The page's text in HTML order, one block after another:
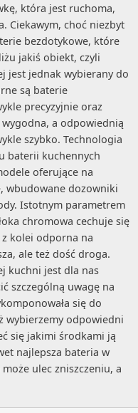
która jest ruchoma,
Ciekawym, choć niezbyt
bezdotykowe, które
jakiś obiekt, czyli
jest jednak wybierany do
są baterie
precyzyjnie oraz
a odpowiednią
szybko. Technologia
baterii kuchennych
oferujące na
wbudowane dozowniki
Istotnym parametrem
chromowa cechuje się
kolei odporna na
ale też dość droga.
kuchni jest dla nas
szczególną uwagę na
się do
wybierzemy odpowiedni
się jakimi środkami ją
najlepsza bateria w
ulec zniszczeniu, a